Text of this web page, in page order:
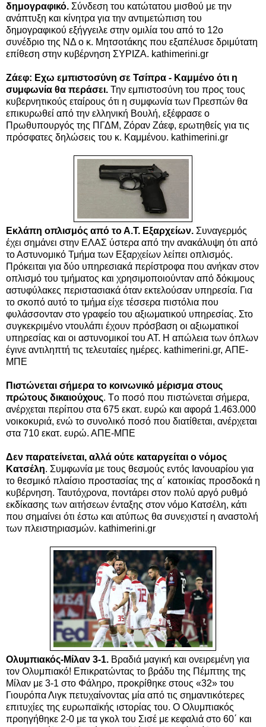
δημογραφικό. Σύνδεση του κατώτατου μισθού με την
ανάπτυξη και κίνητρα για την αντιμετώπιση του
δημογραφικού εξήγγειλε στην ομιλία του από το 12ο
συνέδριο της ΝΔ ο κ. Μητσοτάκης που εξαπέλυσε δριμύτατη
επίθεση στην κυβέρνηση ΣΥΡΙΖΑ. kathimerini.gr
Zάεφ: Εχω εμπιστοσύνη σε Τσίπρα - Καμμένο ότι η
συμφωνία θα περάσει. Την εμπιστοσύνη του προς τους
κυβερνητικούς εταίρους ότι η συμφωνία των Πρεσπών θα
επικυρωθεί από την ελληνική Βουλή, εξέφρασε ο
Πρωθυπουργός της ΠΓΔΜ, Ζόραν Ζάεφ, ερωτηθείς για τις
πρόσφατες δηλώσεις του κ. Καμμένου. kathimerini.gr
Εκλάπη οπλισμός από το Α.Τ. Εξαρχείων. Συναγερμός
έχει σημάνει στην ΕΛΑΣ ύστερα από την ανακάλυψη ότι από
το Αστυνομικό Τμήμα των Εξαρχείων λείπει οπλισμός.
Πρόκειται για δύο υπηρεσιακά περίστροφα που ανήκαν στον
οπλισμό του τμήματος και χρησιμοποιούνταν από δόκιμους
αστυφύλακες περιστασιακά όταν εκτελούσαν υπηρεσία. Για
το σκοπό αυτό το τμήμα είχε τέσσερα πιστόλια που
φυλάσσονταν στο γραφείο του αξιωματικού υπηρεσίας. Στο
συγκεκριμένο ντουλάπι έχουν πρόσβαση οι αξιωματικοί
υπηρεσίας και οι αστυνομικοί του ΑΤ. Η απώλεια των όπλων
έγινε αντιληπτή τις τελευταίες ημέρες. kathimerini.gr, ΑΠΕ-
ΜΠΕ
Πιστώνεται σήμερα το κοινωνικό μέρισμα στους
πρώτους δικαιούχους. Tο ποσό που πιστώνεται σήμερα,
ανέρχεται περίπου στα 675 εκατ. ευρώ και αφορά 1.463.000
νοικοκυριά, ενώ το συνολικό ποσό που διατίθεται, ανέρχεται
στα 710 εκατ. ευρώ. ΑΠΕ-ΜΠΕ
Δεν παρατείνεται, αλλά ούτε καταργείται ο νόμος
Κατσέλη. Συμφωνία με τους θεσμούς εντός Ιανουαρίου για
το θεσμικό πλαίσιο προστασίας της α΄ κατοικίας προσδοκά η
κυβέρνηση. Ταυτόχρονα, ποντάρει στον πολύ αργό ρυθμό
εκδίκασης των αιτήσεων ένταξης στον νόμο Κατσέλη, κάτι
που σημαίνει ότι έστω και ατύπως θα συνεχιστεί η αναστολή
των πλειστηριασμών. kathimerini.gr
Ολυμπιακός-Μίλαν 3-1. Βραδιά μαγική και ονειρεμένη για
τον Ολυμπιακό! Επικρατώντας το βράδυ της Πέμπτης της
Μίλαν με 3-1 στο Φάληρο, προκρίθηκε στους «32» του
Γιουρόπα Λιγκ πετυχαίνοντας μία από τις σημαντικότερες
επιτυχίες της ευρωπαϊκής ιστορίας του. Ο Ολυμπιακός
προηγήθηκε 2-0 με τα γκολ του Σισέ με κεφαλιά στο 60΄ και